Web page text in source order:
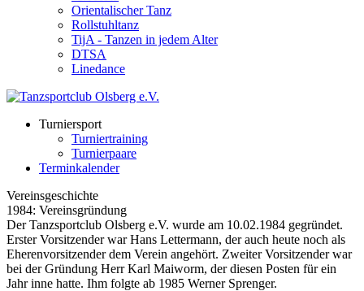
Orientalischer Tanz
Rollstuhltanz
TijA - Tanzen in jedem Alter
DTSA
Linedance
Turniersport
Turniertraining
Turnierpaare
Terminkalender
Vereinsgeschichte
1984: Vereinsgründung
Der Tanzsportclub Olsberg e.V. wurde am 10.02.1984 gegründet.
Erster Vorsitzender war Hans Lettermann, der auch heute noch als
Eherenvorsitzender dem Verein angehört. Zweiter Vorsitzender war
bei der Gründung Herr Karl Maiworm, der diesen Posten für ein
Jahr inne hatte. Ihm folgte ab 1985 Werner Sprenger.